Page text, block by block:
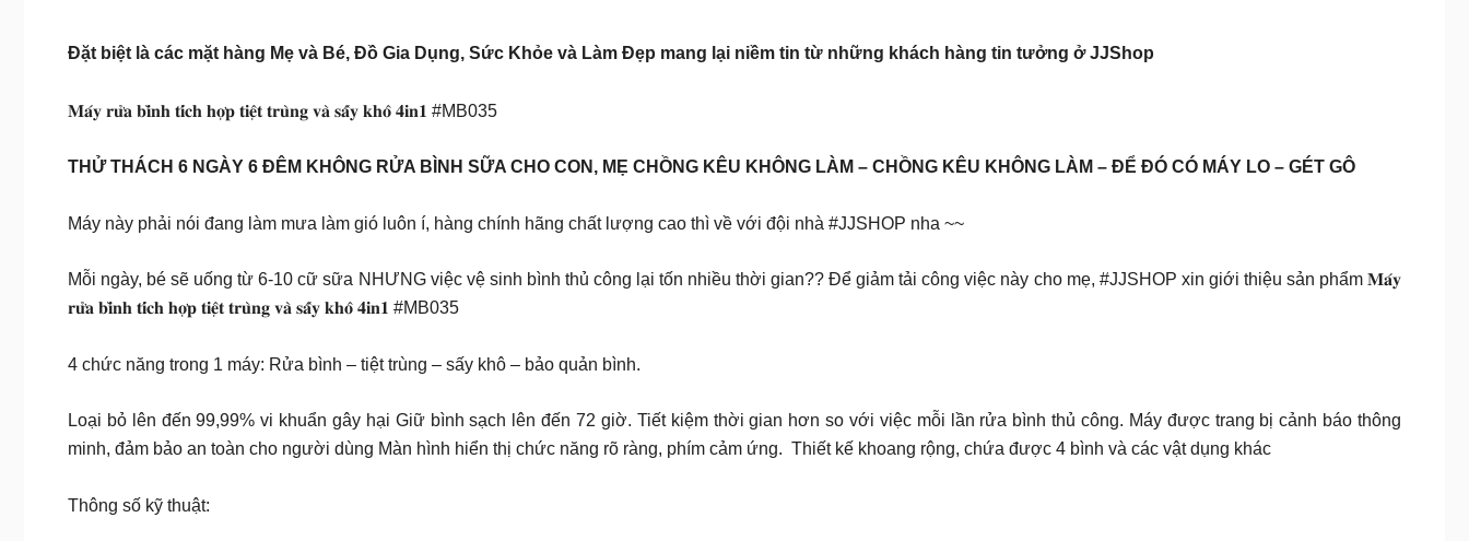
Đặt biệt là các mặt hàng Mẹ và Bé, Đồ Gia Dụng, Sức Khỏe và Làm Đẹp mang lại niềm tin từ những khách hàng tin tưởng ở JJShop
𝐌𝐚́𝐲 𝐫𝐮̛̉𝐚 𝐛𝐢̀𝐧𝐡 𝐭𝐢́𝐜𝐡 𝐡𝐨̛̣𝐩 𝐭𝐢𝐞̣̂𝐭 𝐭𝐫𝐮̀𝐧𝐠 𝐯𝐚̀ 𝐬𝐚̂́𝐲 𝐤𝐡𝐨̂ 𝟒𝐢𝐧𝟏 #MB035
THỬ THÁCH 6 NGÀY 6 ĐÊM KHÔNG RỬA BÌNH SỮA CHO CON, MẸ CHỒNG KÊU KHÔNG LÀM – CHỒNG KÊU KHÔNG LÀM – ĐỂ ĐÓ CÓ MÁY LO – GÉT GÔ
Máy này phải nói đang làm mưa làm gió luôn í, hàng chính hãng chất lượng cao thì về với đội nhà #JJSHOP nha ~~
Mỗi ngày, bé sẽ uống từ 6-10 cữ sữa NHƯNG việc vệ sinh bình thủ công lại tốn nhiều thời gian?? Để giảm tải công việc này cho mẹ, #JJSHOP xin giới thiệu sản phẩm 𝐌𝐚́𝐲
𝐫𝐮̛̉𝐚 𝐛𝐢̀𝐧𝐡 𝐭𝐢́𝐜𝐡 𝐡𝐨̛̣𝐩 𝐭𝐢𝐞̣̂𝐭 𝐭𝐫𝐮̀𝐧𝐠 𝐯𝐚̀ 𝐬𝐚̂́𝐲 𝐤𝐡𝐨̂ 𝟒𝐢𝐧𝟏 #MB035
4 chức năng trong 1 máy: Rửa bình – tiệt trùng – sấy khô – bảo quản bình.
Loại bỏ lên đến 99,99% vi khuẩn gây hại Giữ bình sạch lên đến 72 giờ. Tiết kiệm thời gian hơn so với việc mỗi lần rửa bình thủ công. Máy được trang bị cảnh báo thông
minh, đảm bảo an toàn cho người dùng Màn hình hiển thị chức năng rõ ràng, phím cảm ứng. Thiết kế khoang rộng, chứa được 4 bình và các vật dụng khác
Thông số kỹ thuật: